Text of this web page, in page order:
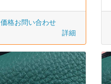
価格お問い合わせ
詳細